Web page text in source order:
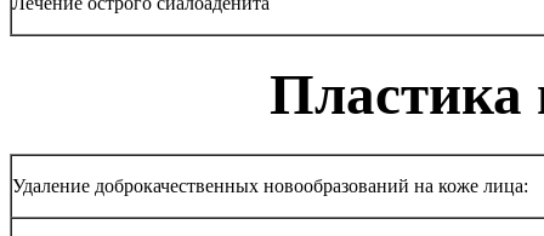
Пластика
Удаление доброкачественных новообразований на коже лица: